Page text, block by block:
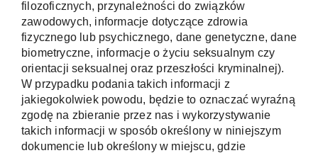
filozoficznych, przynależności do związków
zawodowych, informacje dotyczące zdrowia
fizycznego lub psychicznego, dane genetyczne, dane
biometryczne, informacje o życiu seksualnym czy
orientacji seksualnej oraz przeszłości kryminalnej).
W przypadku podania takich informacji z
jakiegokolwiek powodu, będzie to oznaczać wyraźną
zgodę na zbieranie przez nas i wykorzystywanie
takich informacji w sposób określony w niniejszym
dokumencie lub określony w miejscu, gdzie